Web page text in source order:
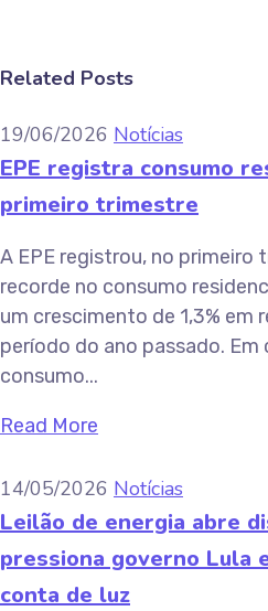
Related Posts
19/06/2026 Notícias
EPE registra consumo
primeiro trimestre
A EPE registrou, no primeiro
recorde no consumo
um crescimento de 1,3% em
período do ano passado.
consumo...
Read More
14/05/2026 Notícias
Leilão de energia abre
pressiona governo Lula
conta de luz